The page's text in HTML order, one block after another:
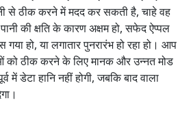
से ठीक करने में मदद कर सकती है, चाहे वह
की क्षति के कारण अक्षम हो, सफेद ऐप्पल
हो, या लगातार पुनरारंभ हो रहा हो। आप
ठीक करने के लिए मानक और उन्नत मोड
डेटा हानि नहीं होगी, जबकि बाद वाला